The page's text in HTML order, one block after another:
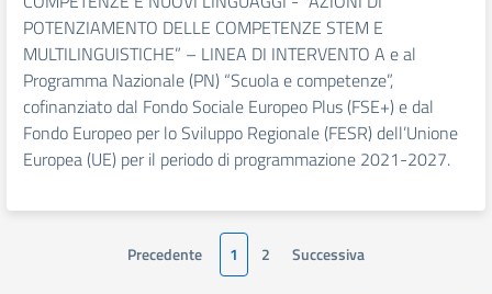
POTENZIAMENTO DELLE COMPETENZE STEM E
MULTILINGUISTICHE” – LINEA DI INTERVENTO A e al
Programma Nazionale (PN) “Scuola e competenze”,
cofinanziato dal Fondo Sociale Europeo Plus (FSE+) e dal
Fondo Europeo per lo Sviluppo Regionale (FESR) dell’Unione
Europea (UE) per il periodo di programmazione 2021-2027.
Precedente 1 2 Successiva